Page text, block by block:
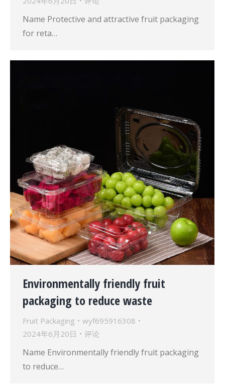
Name Protective and attractive fruit packaging
for reta…
Environmentally friendly fruit
packaging to reduce waste
Fruit Packaging
wyf695916308
2024年6月20日
评论
Name Environmentally friendly fruit packaging
to reduce…